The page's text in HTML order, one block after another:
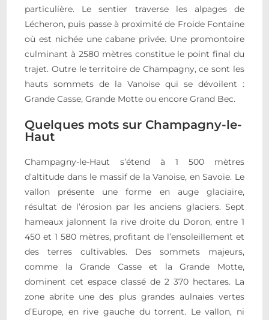
particulière. Le sentier traverse les alpages de
Lécheron, puis passe à proximité de Froide Fontaine
où est nichée une cabane privée. Une promontoire
culminant à 2580 mètres constitue le point final du
trajet. Outre le territoire de Champagny, ce sont les
hauts sommets de la Vanoise qui se dévoilent :
Grande Casse, Grande Motte ou encore Grand Bec.
Quelques mots sur Champagny-le-
Haut
Champagny-le-Haut s’étend à 1 500 mètres
d’altitude dans le massif de la Vanoise, en Savoie. Le
vallon présente une forme en auge glaciaire,
résultat de l’érosion par les anciens glaciers. Sept
hameaux jalonnent la rive droite du Doron, entre 1
450 et 1 580 mètres, profitant de l’ensoleillement et
des terres cultivables. Des sommets majeurs,
comme la Grande Casse et la Grande Motte,
dominent cet espace classé de 2 370 hectares. La
zone abrite une des plus grandes aulnaies vertes
d’Europe, en rive gauche du torrent. Le vallon, ni